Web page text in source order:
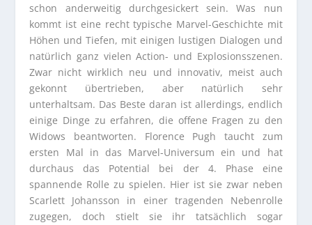
schon anderweitig durchgesickert sein. Was nun
kommt ist eine recht typische Marvel-Geschichte mit
Höhen und Tiefen, mit einigen lustigen Dialogen und
natürlich ganz vielen Action- und Explosionsszenen.
Zwar nicht wirklich neu und innovativ, meist auch
gekonnt übertrieben, aber natürlich sehr
unterhaltsam. Das Beste daran ist allerdings, endlich
einige Dinge zu erfahren, die offene Fragen zu den
Widows beantworten. Florence Pugh taucht zum
ersten Mal in das Marvel-Universum ein und hat
durchaus das Potential bei der 4. Phase eine
spannende Rolle zu spielen. Hier ist sie zwar neben
Scarlett Johansson in einer tragenden Nebenrolle
zugegen, doch stielt sie ihr tatsächlich sogar